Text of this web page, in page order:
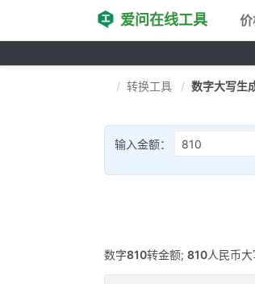
爱问在线工具
转换工具 数字大写生
输入金额：
数字810转金额; 810人民币大